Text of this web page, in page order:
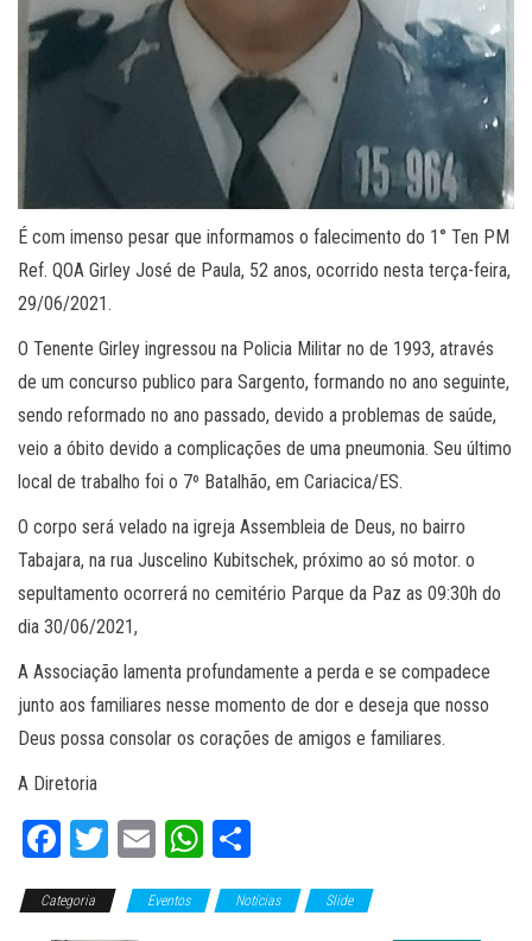
É com imenso pesar que informamos o falecimento do 1° Ten PM
Ref. QOA Girley José de Paula, 52 anos, ocorrido nesta terça-feira,
29/06/2021.
O Tenente Girley ingressou na Policia Militar no de 1993, através
de um concurso publico para Sargento, formando no ano seguinte,
sendo reformado no ano passado, devido a problemas de saúde,
veio a óbito devido a complicações de uma pneumonia. Seu último
local de trabalho foi o 7º Batalhão, em Cariacica/ES.
O corpo será velado na igreja Assembleia de Deus, no bairro
Tabajara, na rua Juscelino Kubitschek, próximo ao só motor. o
sepultamento ocorrerá no cemitério Parque da Paz as 09:30h do
dia 30/06/2021,
A Associação lamenta profundamente a perda e se compadece
junto aos familiares nesse momento de dor e deseja que nosso
Deus possa consolar os corações de amigos e familiares.
A Diretoria
Fa
ce
bo
T
wi
tt
E
m
ail
W
ha
ts
o
m
Categoria Eventos Notícias Slide